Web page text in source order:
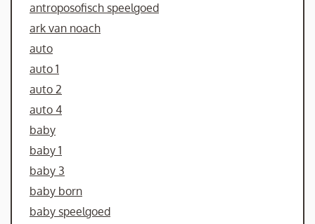
antroposofisch speelgoed
ark van noach
auto
auto 1
auto 2
auto 4
baby
baby 1
baby 3
baby born
baby speelgoed